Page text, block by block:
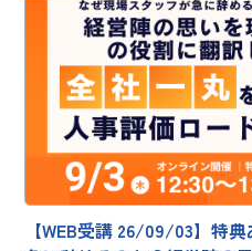
【WEB受講 26/09/03】特